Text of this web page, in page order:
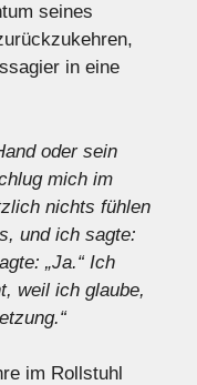
seines
in eine
oder sein
mich im
nichts fühlen
und ich sagte:
„Ja.“ Ich
weil ich glaube,
im Rollstuhl